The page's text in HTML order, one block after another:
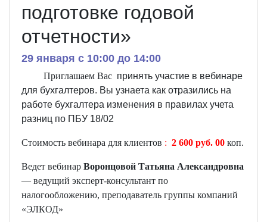
подготовке годовой
отчетности»
29 января c 10:00 до 14:00
Приглашаем Вас принять участие в вебинаре
для бухгалтеров. Вы узнаета как отразились на
работе бухгалтера изменения в правилах учета
разниц по ПБУ 18/02
Стоимость вебинара для клиентов : 2 600 руб. 00 коп.
Ведет вебинар Воронцовой Татьяна Александровна
— ведущий эксперт-консультант по
налогообложению, преподаватель группы компаний
«ЭЛКОД»